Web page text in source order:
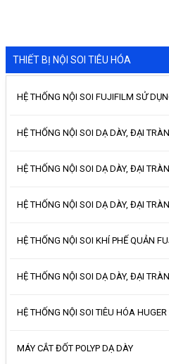
THIẾT BỊ NỘI SOI TIÊU HÓA
HỆ THỐNG NỘI SOI FUJIFILM SỬ
HỆ THỐNG NỘI SOI DẠ DÀY, ĐẠI
HỆ THỐNG NỘI SOI DẠ DÀY, ĐẠI
HỆ THỐNG NỘI SOI DẠ DÀY, ĐẠI
HỆ THỐNG NỘI SOI KHÍ PHẾ QUẢN
HỆ THỐNG NỘI SOI DẠ DÀY, ĐẠI
HỆ THỐNG NỘI SOI TIÊU HÓA
MÁY CẮT ĐỐT POLYP DẠ DÀY